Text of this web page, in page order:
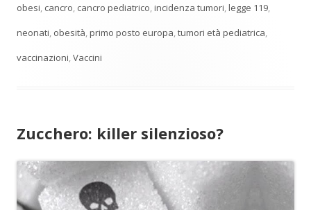
obesi, cancro, cancro pediatrico,incidenza tumori,legge 119,
neonati, obesità,primo posto europa,tumori età pediatrica,
vaccinazioni,Vaccini
Zucchero: killer silenzioso?